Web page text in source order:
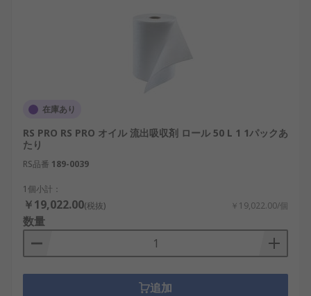
在庫あり
RS PRO RS PRO オイル 流出吸収剤 ロール 50 L 1 1パックあ
たり
RS品番 189-0039
1個小計：
￥19,022.00(税抜) ￥19,022.00/個
数量
追加